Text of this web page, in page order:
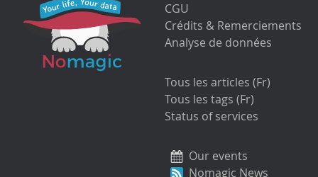
CGU
Crédits & Remerciements
Analyse de données
Tous les articles (Fr)
Tous les tags (Fr)
Status of services
Our events
Nomagic News